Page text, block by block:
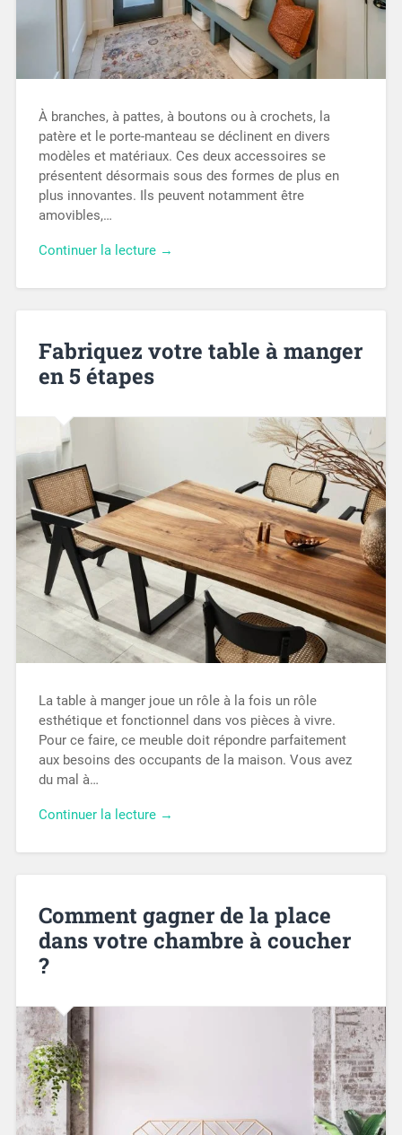
À branches, à pattes, à boutons ou à crochets, la
patère et le porte-manteau se déclinent en divers
modèles et matériaux. Ces deux accessoires se
présentent désormais sous des formes de plus en
plus innovantes. Ils peuvent notamment être
amovibles,…
Continuer la lecture →
Fabriquez votre table à manger
en 5 étapes
La table à manger joue un rôle à la fois un rôle
esthétique et fonctionnel dans vos pièces à vivre.
Pour ce faire, ce meuble doit répondre parfaitement
aux besoins des occupants de la maison. Vous avez
du mal à…
Continuer la lecture →
Comment gagner de la place
dans votre chambre à coucher
?